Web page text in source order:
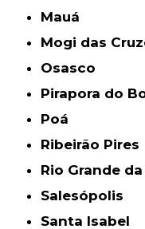
Mauá
Mogi das
Osasco
Pirapora do
Poá
Ribeirão Pires
Rio Grande
Salesópolis
Santa Isabel